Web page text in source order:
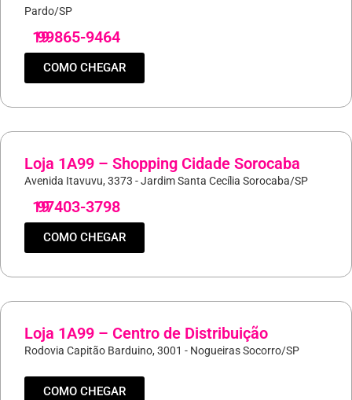
Pardo/SP
19
99865-9464
COMO CHEGAR
Loja 1A99 – Shopping Cidade Sorocaba
Avenida Itavuvu, 3373 - Jardim Santa Cecília Sorocaba/SP
19
97403-3798
COMO CHEGAR
Loja 1A99 – Centro de Distribuição
Rodovia Capitão Barduino, 3001 - Nogueiras Socorro/SP
COMO CHEGAR